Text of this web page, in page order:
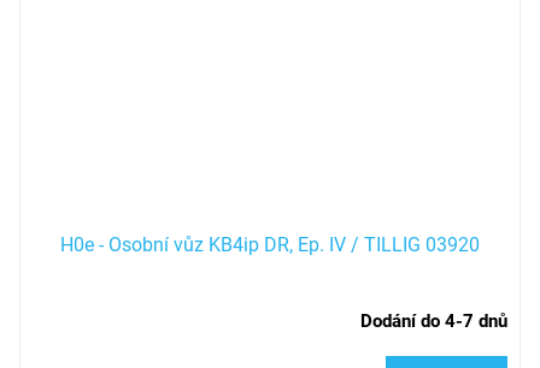
H0e - Osobní vůz KB4ip DR, Ep. IV / TILLIG 03920
Dodání do 4-7 dnů